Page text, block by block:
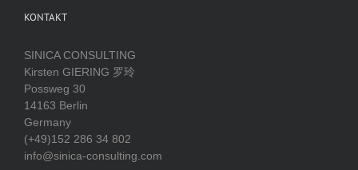
KONTAKT
SINICA CONSULTING
Kirsten GIERING 罗玲
Possweg 30
14163 Berlin
Germany
(+49)152 286 34 802
info@sinica-consulting.com